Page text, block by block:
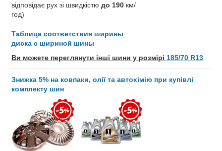
відповідає рух зі швидкістю до 190 км/
год)
Таблица соответствия ширины
диска с шириной шины
Ви можете переглянути інші шини у розмірі 185/70 R13
Знижка 5% на ковпаки, олії та автохімію при купівлі
комплекту шин